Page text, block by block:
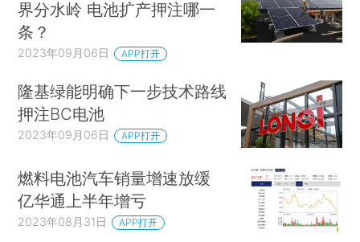
界分水岭 电池扩产押注哪一
条？
2023年09月06日 APP打开
隆基绿能明确下一步技术路线
押注BC电池
2023年09月06日 APP打开
燃料电池汽车销量增速放缓
亿华通上半年增亏
2023年08月31日 APP打开